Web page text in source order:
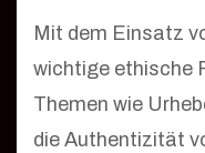
Mit dem Einsatz
wichtige ethische
Themen wie
die Authentizität